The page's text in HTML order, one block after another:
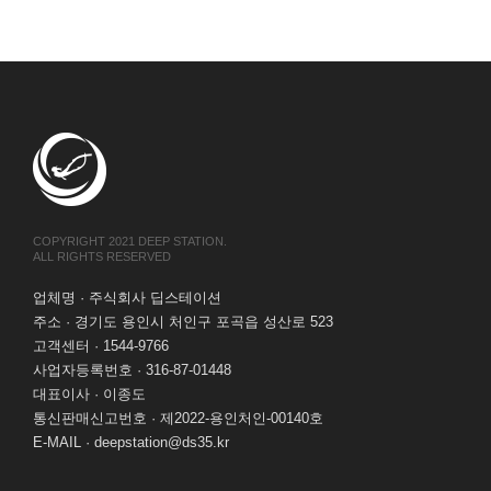
COPYRIGHT 2021 DEEP STATION.
ALL RIGHTS RESERVED
업체명 · 주식회사 딥스테이션
주소 · 경기도 용인시 처인구 포곡읍 성산로 523
고객센터 · 1544-9766
사업자등록번호 · 316-87-01448
대표이사 · 이종도
통신판매신고번호 · 제2022-용인처인-00140호
E-MAIL · deepstation@ds35.kr